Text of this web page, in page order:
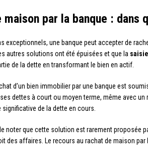
maison par la banque : dans
exceptionnels, une banque peut accepter de
autres solutions ont été épuisées et que la
de la dette en transformant le bien en actif.
d’un bien immobilier par une banque est
dettes à court ou moyen terme, même avec
de la dette en cours.
noter que cette solution est rarement proposée
des affaires. Le recours au rachat de maison